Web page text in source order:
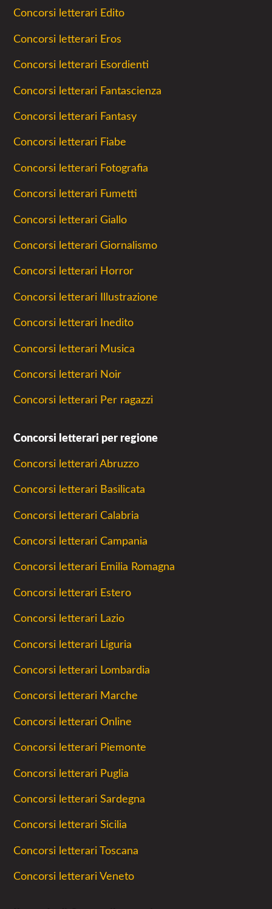
Concorsi letterari Edito
Concorsi letterari Eros
Concorsi letterari Esordienti
Concorsi letterari Fantascienza
Concorsi letterari Fantasy
Concorsi letterari Fiabe
Concorsi letterari Fotografia
Concorsi letterari Fumetti
Concorsi letterari Giallo
Concorsi letterari Giornalismo
Concorsi letterari Horror
Concorsi letterari Illustrazione
Concorsi letterari Inedito
Concorsi letterari Musica
Concorsi letterari Noir
Concorsi letterari Per ragazzi
Concorsi letterari per regione
Concorsi letterari Abruzzo
Concorsi letterari Basilicata
Concorsi letterari Calabria
Concorsi letterari Campania
Concorsi letterari Emilia Romagna
Concorsi letterari Estero
Concorsi letterari Lazio
Concorsi letterari Liguria
Concorsi letterari Lombardia
Concorsi letterari Marche
Concorsi letterari Online
Concorsi letterari Piemonte
Concorsi letterari Puglia
Concorsi letterari Sardegna
Concorsi letterari Sicilia
Concorsi letterari Toscana
Concorsi letterari Veneto